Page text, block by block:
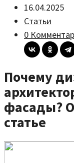
16.04.2025
Статьи
0
Почему
фасады?
статье